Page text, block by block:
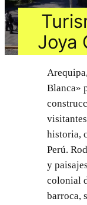
Joya
Blanca»
historia,
Perú.
y
colonial
barroca,